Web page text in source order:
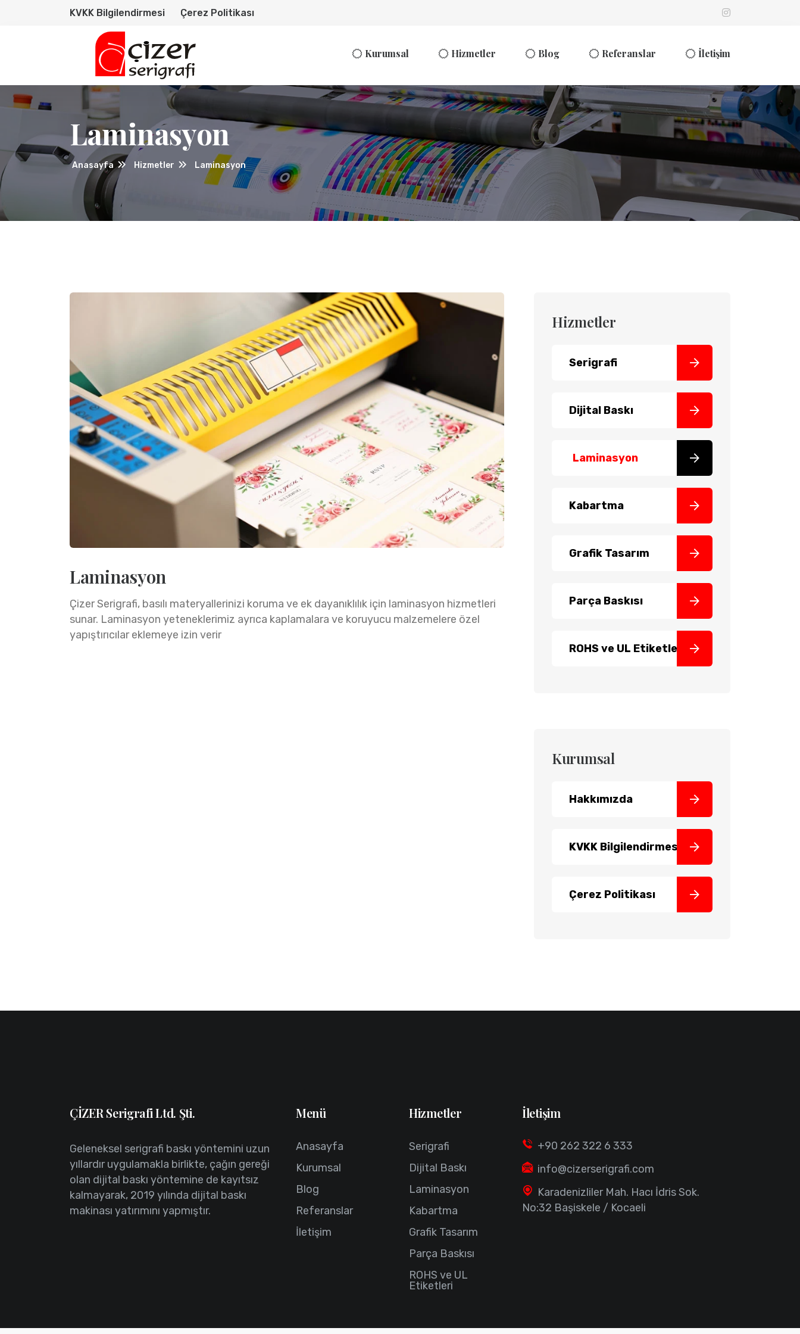
KVKK Bilgilendirmesi Çerez Politikası
Kurumsal Hizmetler Blog Referanslar İletişim
Laminasyon
Anasayfa Hizmetler Laminasyon
Laminasyon
Çizer Serigrafi, basılı materyallerinizi koruma ve ek dayanıklılık için laminasyon hizmetleri
sunar. Laminasyon yeteneklerimiz ayrıca kaplamalara ve koruyucu malzemelere özel
yapıştırıcılar eklemeye izin verir
Hizmetler
Serigrafi
Dijital Baskı
Laminasyon
Kabartma
Grafik Tasarım
Parça Baskısı
ROHS ve UL Etiketleri
Kurumsal
Hakkımızda
KVKK Bilgilendirmesi
Çerez Politikası
ÇİZER Serigrafi Ltd. Şti.
Geleneksel serigrafi baskı yöntemini uzun
yıllardır uygulamakla birlikte, çağın gereği
olan dijital baskı yöntemine de kayıtsız
kalmayarak, 2019 yılında dijital baskı
makinası yatırımını yapmıştır.
Menü
Anasayfa
Kurumsal
Blog
Referanslar
İletişim
Hizmetler
Serigrafi
Dijital Baskı
Laminasyon
Kabartma
Grafik Tasarım
Parça Baskısı
ROHS ve UL
Etiketleri
İletişim
+90 262 322 6 333
info@cizerserigrafi.com
Karadenizliler Mah. Hacı İdris Sok.
No:32 Başiskele / Kocaeli